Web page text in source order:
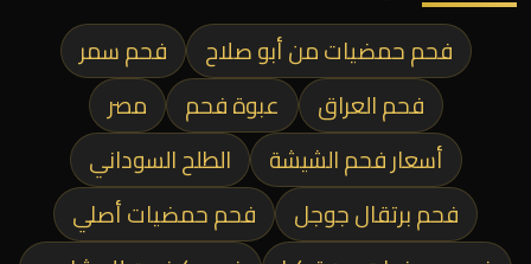
فحم حمضيات من أبو صلاح
فحم سمر
فحم العراق
عبوة فحم
مصر
أسعار فحم الشيشة
الطلح السوداني
فحم برتقال جوجل
فحم حمضيات أصلي